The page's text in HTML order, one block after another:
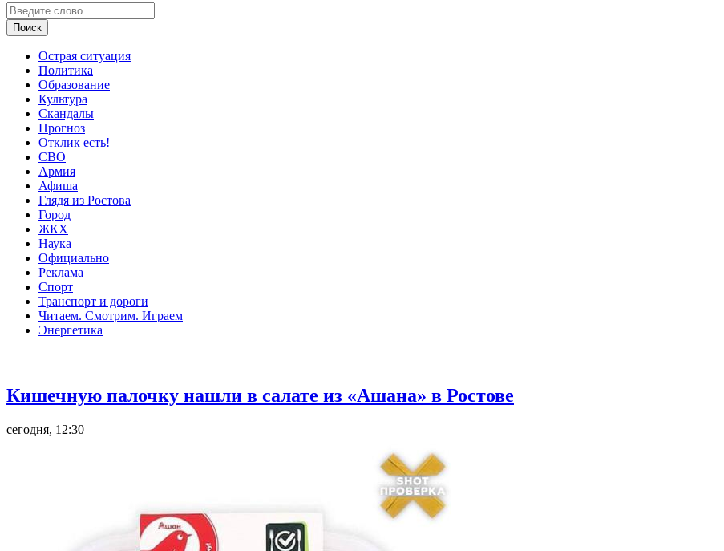
Острая ситуация
Политика
Образование
Культура
Скандалы
Прогноз
Отклик есть!
СВО
Армия
Афиша
Глядя из Ростова
Город
ЖКХ
Наука
Официально
Реклама
Спорт
Транспорт и дороги
Читаем. Смотрим. Играем
Энергетика
Кишечную палочку нашли в салате из «Ашана» в Ростове
сегодня, 12:30